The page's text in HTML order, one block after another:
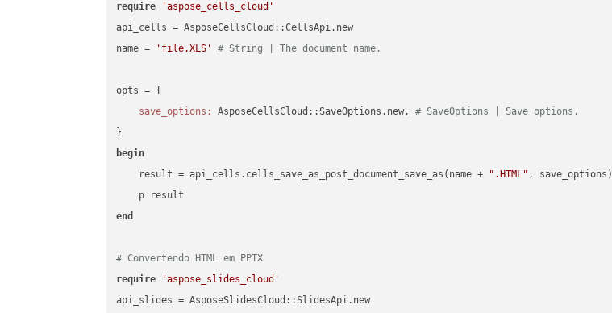
require
'aspose_cells_cloud'
api_cells = AsposeCellsCloud::CellsApi.new
name =
'file.XLS' # String | The document name.
opts = {
save_options:
AsposeCellsCloud::SaveOptions.new, # SaveOptions | Save options.
begin
    result = api_cells.cells_save_as_post_document_save_as(name +
".HTML" , save_options)
end
# Convertendo HTML em PPTX
require
'aspose_slides_cloud'
api_slides = AsposeSlidesCloud::SlidesApi.new